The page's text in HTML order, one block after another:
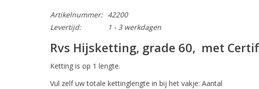
Artikelnummer:
42200
Levertijd:
1 - 3 werkdagen
Rvs Hijsketting, grade 60, met
Ketting is op 1 lengte.
Vul zelf uw totale kettinglengte in bij het vakje: Aantal